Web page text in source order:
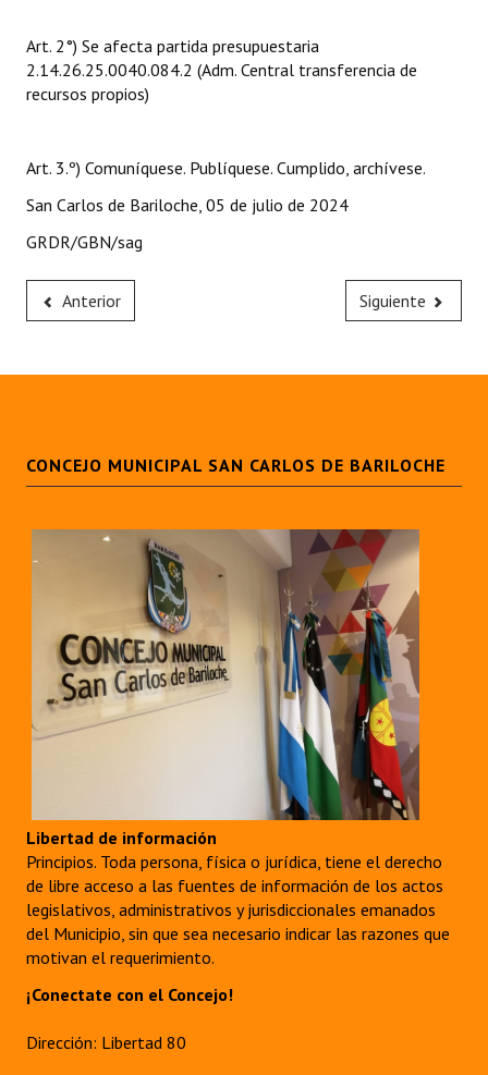
Banca del Vecino - Registro
Antiguos Pobladores - Registro
Reconocimientos - Registro
Bariloche, Municipio intercultural
Entrega de distinciones
Art. 2°) Se afecta partida presupuestaria
2.14.26.25.0040.084.2 (Adm. Central transferencia de
recursos propios)
Art. 3.º) Comuníquese. Publíquese. Cumplido, archívese.
San Carlos de Bariloche, 05 de julio de 2024
GRDR/GBN/sag
Anterior Siguiente
CONCEJO MUNICIPAL SAN CARLOS DE BARILOCHE
Libertad de información
Principios. Toda persona, física o jurídica, tiene el derecho
de libre acceso a las fuentes de información de los actos
legislativos, administrativos y jurisdiccionales emanados
del Municipio, sin que sea necesario indicar las razones que
motivan el requerimiento.
¡Conectate con el Concejo!
Dirección: Libertad 80